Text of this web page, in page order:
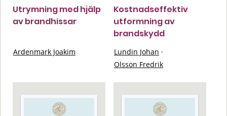
Utrymning med hjälp
av brandhissar
Ardenmark Joakim
Kostnadseffektiv
utformning av
brandskydd
Lundin Johan ·
Olsson Fredrik